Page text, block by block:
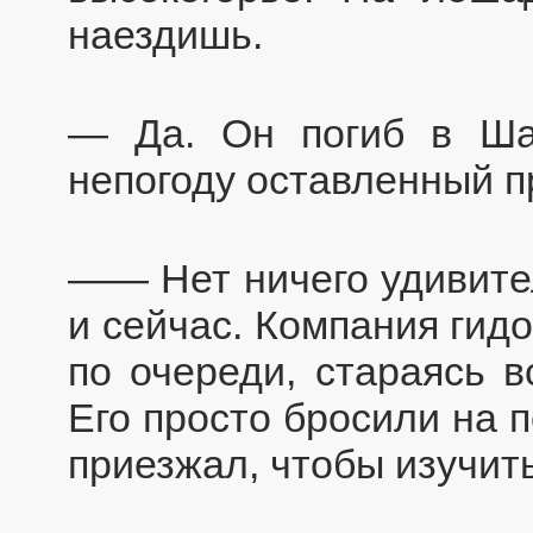
наездишь.
— Да. Он погиб в
непогоду оставленный
—— Нет ничего
и сейчас. Компания
по очереди, стараясь
Его просто бросили на
приезжал, чтобы